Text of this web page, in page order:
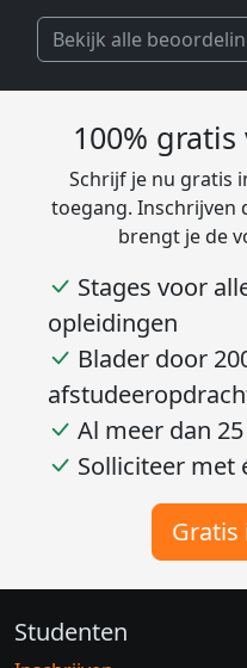
Bekijk alle
100%
Schrijf je nu gratis
toegang. Inschrijven
brengt je de
Stages voor
opleidingen
Blader door
Al meer dan
Solliciteer met
Gratis
Studenten